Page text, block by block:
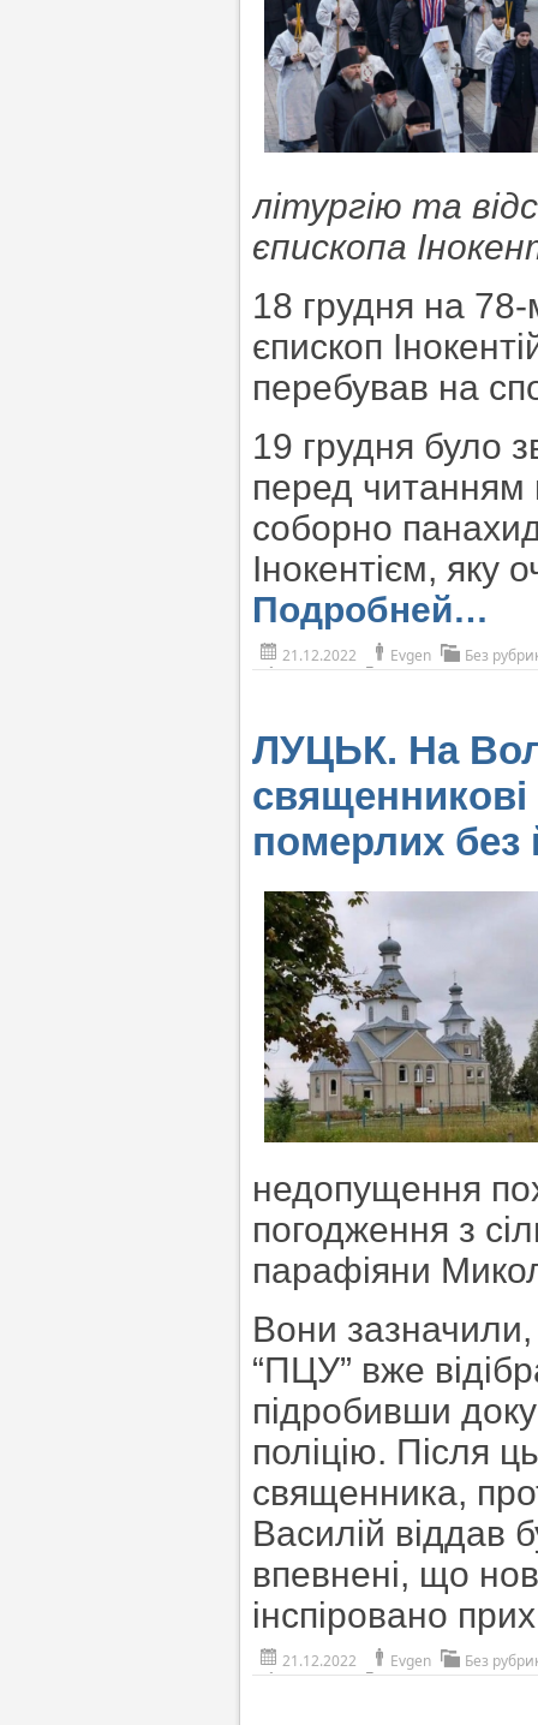
літургію та
єпископа
18 грудня на
єпископ
перебував на
19 грудня було
перед читанням
соборно
Інокентієм, яку
Подробней…
21.12.2022 Evgen Без
ЛУЦЬК. На
померлих без
недопущення
погодження з
парафіяни
Вони
“ПЦУ” вже
підробивши
поліцію. Після
священника,
Василій віддав
впевнені, що
інспіровано
21.12.2022 Evgen Без